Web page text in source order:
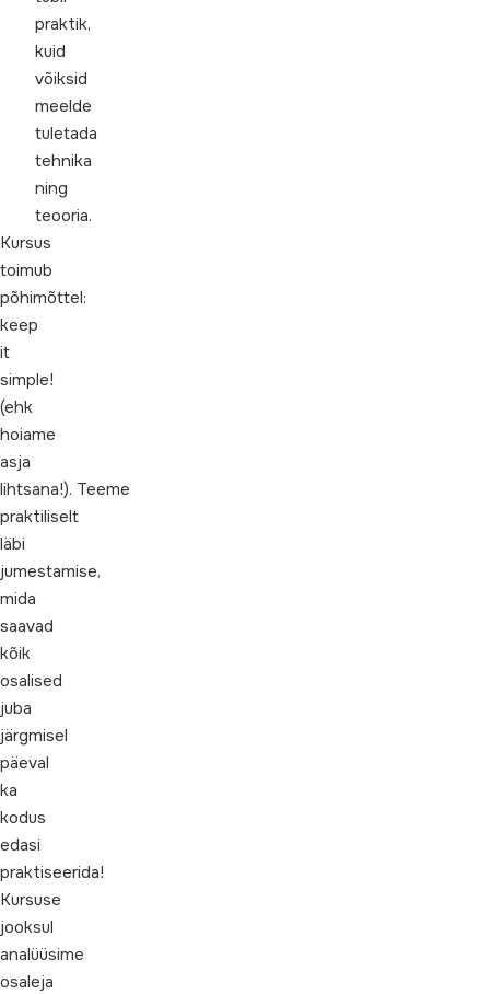
praktik,
kuid
võiksid
meelde
tuletada
tehnika
ning
teooria.
Kursus
toimub
põhimõttel:
keep
it
simple!
(ehk
hoiame
asja
lihtsana!). Teeme
praktiliselt
läbi
jumestamise,
mida
saavad
kõik
osalised
juba
järgmisel
päeval
ka
kodus
edasi
praktiseerida!
Kursuse
jooksul
analüüsime
osaleja